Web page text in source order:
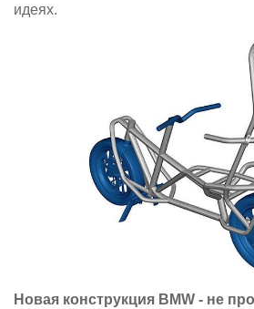
идеях.
Новая конструкция BMW - не